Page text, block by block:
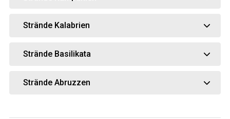
Strände Kalabrien
Strände Basilikata
Strände Abruzzen